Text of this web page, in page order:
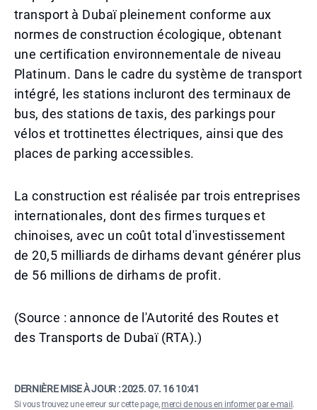
transport à Dubaï pleinement conforme aux
normes de construction écologique, obtenant
une certification environnementale de niveau
Platinum. Dans le cadre du système de transport
intégré, les stations incluront des terminaux de
bus, des stations de taxis, des parkings pour
vélos et trottinettes électriques, ainsi que des
places de parking accessibles.
La construction est réalisée par trois entreprises
internationales, dont des firmes turques et
chinoises, avec un coût total d'investissement
de 20,5 milliards de dirhams devant générer plus
de 56 millions de dirhams de profit.
(Source : annonce de l'Autorité des Routes et
des Transports de Dubaï (RTA).)
DERNIÈRE MISE À JOUR :2025. 07. 16 10:41
Si vous trouvez une erreur sur cette page,merci de nous en informer par e-mail .